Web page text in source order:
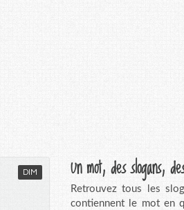
DIM Un mot, des slogans,
Retrouvez tous les
contiennent le mot en